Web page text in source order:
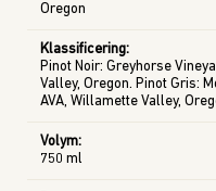
Oregon
Klassificering:
Pinot Noir: Greyhorse
Valley, Oregon. Pinot Gris:
AVA, Willamette Valley,
Volym:
750 ml